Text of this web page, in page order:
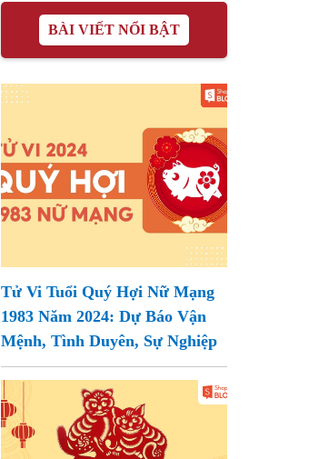
BÀI VIẾT NỔI BẬT
Tử Vi Tuổi Quý Hợi Nữ Mạng
1983 Năm 2024: Dự Báo Vận
Mệnh, Tình Duyên, Sự Nghiệp